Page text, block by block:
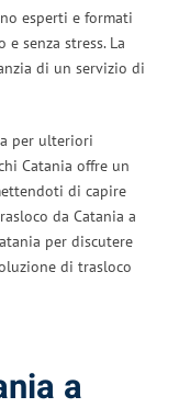
esperti e formati
senza stress. La
di un servizio di
per ulteriori
Catania offre un
di capire
da Catania a
per discutere
di trasloco
a